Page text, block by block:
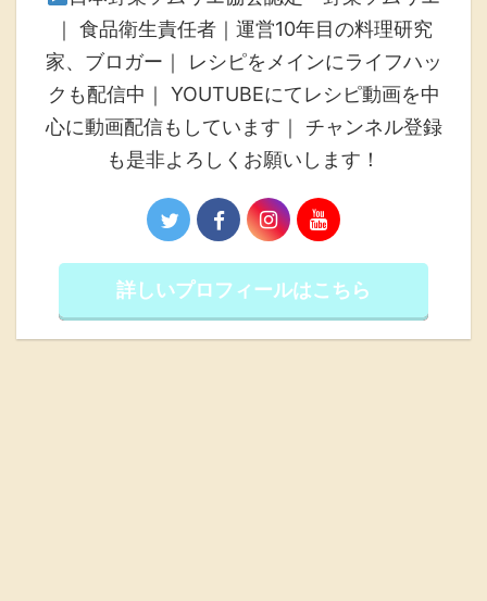
｜ 食品衛生責任者｜運営10年目の料理研究
家、ブロガー｜ レシピをメインにライフハッ
クも配信中｜ YOUTUBEにてレシピ動画を中
心に動画配信もしています｜ チャンネル登録
も是非よろしくお願いします！
詳しいプロフィールはこちら